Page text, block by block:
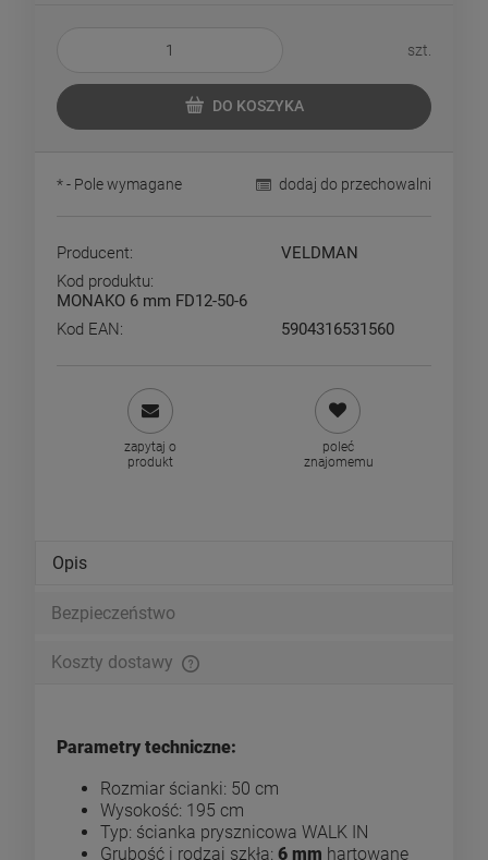
szt.
DO KOSZYKA
dodaj do przechowalni
*- Pole wymagane
Producent:
VELDMAN
Kod produktu:
MONAKO 6 mm FD12-50-6
Kod EAN:
5904316531560
zapytaj o
produkt
poleć
znajomemu
Opis
Bezpieczeństwo
Koszty dostawy
Parametry techniczne:
Rozmiar ścianki: 50 cm
Wysokość: 195 cm
Typ: ścianka prysznicowa WALK IN
Grubość i rodzaj szkła: 6 mm hartowane